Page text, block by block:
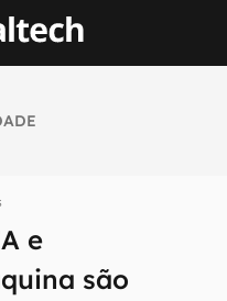
e
são
em primeira